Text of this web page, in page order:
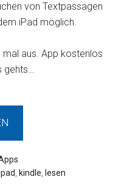
von Textpassagen
iPad möglich.
aus. App kostenlos
gehts…
kindle lesen